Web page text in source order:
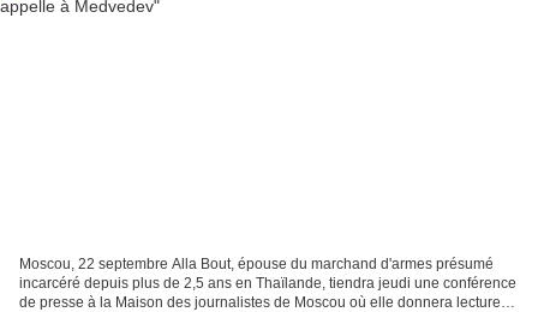
Moscou, 22 septembre Alla Bout, épouse du marchand d'armes présumé
incarcéré depuis plus de 2,5 ans en Thaïlande, tiendra jeudi une conférence
de presse à la Maison des journalistes de Moscou où elle donnera lecture